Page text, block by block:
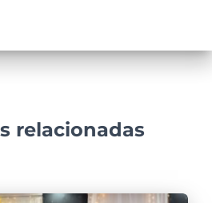
relacionadas